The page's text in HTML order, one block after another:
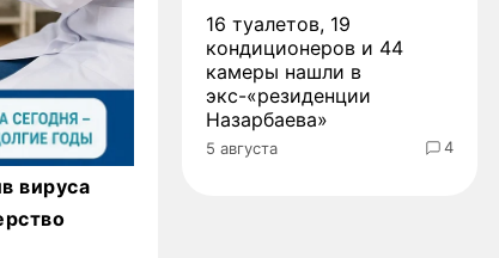
вируса
16 туалетов, 19
кондиционеров и 44
камеры нашли в
экс-«резиденции
Назарбаева»
5 августа 4